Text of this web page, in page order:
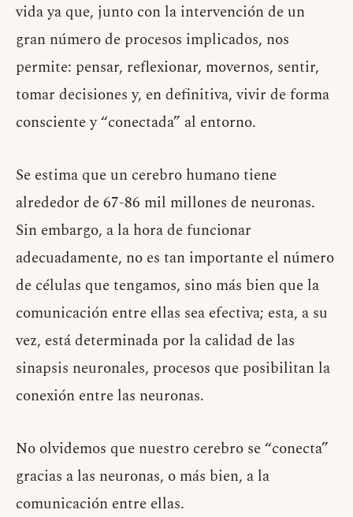
vida ya que, junto con la intervención de un
gran número de procesos implicados, nos
permite: pensar, reflexionar, movernos, sentir,
tomar decisiones y, en definitiva, vivir de forma
consciente y “conectada” al entorno.
Se estima que un cerebro humano tiene
alrededor de 67-86 mil millones de neuronas.
Sin embargo, a la hora de funcionar
adecuadamente, no es tan importante el número
de células que tengamos, sino más bien que la
comunicación entre ellas sea efectiva; esta, a su
vez, está determinada por la calidad de las
sinapsis neuronales, procesos que posibilitan la
conexión entre las neuronas.
No olvidemos que nuestro cerebro se “conecta”
gracias a las neuronas, o más bien, a la
comunicación entre ellas.